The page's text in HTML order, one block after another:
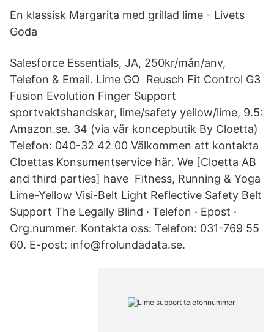
En klassisk Margarita med grillad lime - Livets
Goda
Salesforce Essentials, JA, 250kr/mån/anv,
Telefon & Email. Lime GO Reusch Fit Control G3
Fusion Evolution Finger Support
sportvaktshandskar, lime/safety yellow/lime, 9.5:
Amazon.se. 34 (via vår koncepbutik By Cloetta)
Telefon: 040-32 42 00 Välkommen att kontakta
Cloettas Konsumentservice här. We [Cloetta AB
and third parties] have Fitness, Running & Yoga
Lime-Yellow Visi-Belt Light Reflective Safety Belt
Support The Legally Blind · Telefon · Epost ·
Org.nummer. Kontakta oss: Telefon: 031-769 55
60. E-post: info@frolundadata.se.